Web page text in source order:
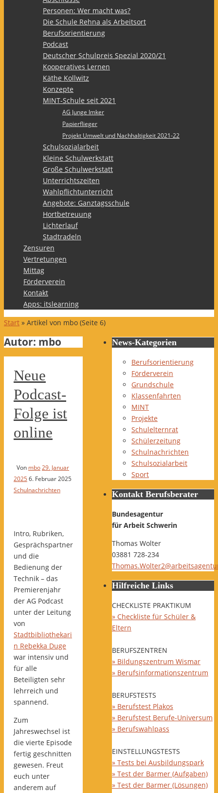
Personen: Wer macht was?
Die Schule Rehna als Arbeitsort
Berufsorientierung
Podcast
Deutscher Schulpreis Spezial 2020/21
Kooperatives Lernen
Käthe Kollwitz
Konzepte
MINT-Schule seit 2021
AG Junge Imker
Papierflieger
Projekt Umwelt und Nachhaltigkeit 2021-22
Schulsozialarbeit
Kleine Schulwerkstatt
Große Schulwerkstatt
Unterrichtszeiten
Wahlpflichtunterricht
Angebote: Ganztagsschule
Hortbetreuung
Lichterlauf
Stadtradeln
Zensuren
Vertretungen
Mittag
Förderverein
Kontakt
Apps: itslearning
Start » Artikel von mbo (Seite 6)
Autor: mbo
Neue
Podcast-
Folge ist
online
Von mbo 29. Januar
20256. Februar 2025
Schulnachrichten
Intro, Rubriken,
Gesprächspartner
und die
Bedienung der
Technik – das
Premierenjahr
der AG Podcast
unter der Leitung
von
Stadtbibliothekari
n Rebekka Duge
war intensiv und
für alle
Beteiligten sehr
lehrreich und
spannend.
Zum
Jahreswechsel ist
die vierte Episode
fertig geschnitten
gewesen. Freut
euch unter
anderem auf
News-Kategorien
Berufsorientierung
Förderverein
Grundschule
Klassenfahrten
MINT
Projekte
Schulelternrat
Schülerzeitung
Schulnachrichten
Schulsozialarbeit
Sport
Kontakt Berufsberater
Bundesagentur
für Arbeit Schwerin
Thomas Wolter
03881 728-234
Hilfreiche Links
CHECKLISTE PRAKTIKUM
» Checkliste für Schüler &
Eltern
BERUFSZENTREN
» Bildungszentrum Wismar
» Berufsinformationszentrum
BERUFSTESTS
» Berufstest Plakos
» Berufstest Berufe-Universum
» Berufswahlpass
EINSTELLUNGSTESTS
» Tests bei Ausbildungspark
» Test der Barmer (Aufgaben)
» Test der Barmer (Lösungen)